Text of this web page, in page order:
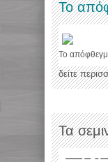
Το
Το
δείτε
Τα